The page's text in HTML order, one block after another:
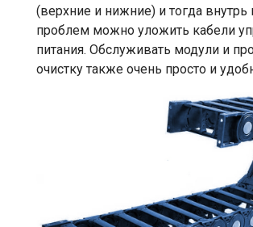
(верхние и нижние) и тогда внутрь
проблем можно уложить кабели
питания. Обслуживать модули и
очистку также очень просто и